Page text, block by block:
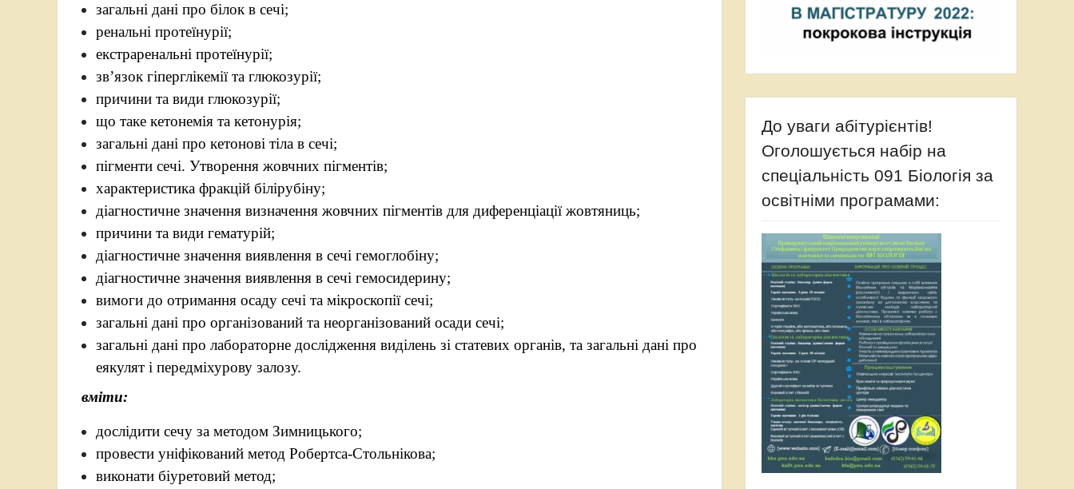
загальні дані про білок в сечі;
ренальні протеїнурії;
екстраренальні протеїнурії;
зв’язок гіперглікемії та глюкозурії;
причини та види глюкозурії;
що таке кетонемія та кетонурія;
загальні дані про кетонові тіла в сечі;
пігменти сечі. Утворення жовчних пігментів;
характеристика фракцій білірубіну;
діагностичне значення визначення жовчних пігментів для диференціації жовтяниць;
причини та види гематурій;
діагностичне значення виявлення в сечі гемоглобіну;
діагностичне значення виявлення в сечі гемосидерину;
вимоги до отримання осаду сечі та мікроскопії сечі;
загальні дані про організований та неорганізований осади сечі;
загальні дані про лабораторне дослідження виділень зі статевих органів, та загальні дані про
еякулят і передміхурову залозу.
вміти:
дослідити сечу за методом Зимницького;
провести уніфікований метод Робертса-Стольнікова;
виконати біуретовий метод;
До уваги абітурієнтів!
Оголошується набір на
спеціальність 091 Біологія за
освітніми програмами: